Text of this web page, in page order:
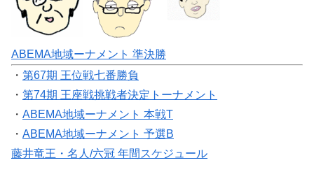
ABEMA地域ーナメント 準決勝
・ 第67期 王位戦七番勝負
・ 第74期 王座戦挑戦者決定トーナメント
・ ABEMA地域ーナメント 本戦T
・ ABEMA地域ーナメント 予選B
藤井竜王・名人/六冠 年間スケジュール